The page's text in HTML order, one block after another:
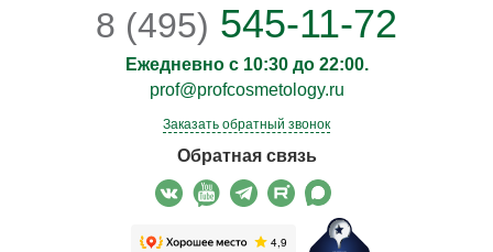
8 (495) 545-11-72
Ежедневно с 10:30 до 22:00.
prof@profcosmetology.ru
Заказать обратный звонок
Обратная связь